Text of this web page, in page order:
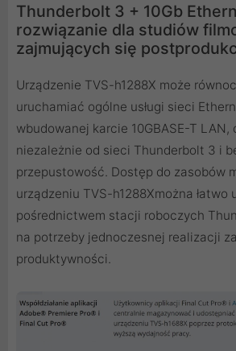
Thunderbolt 3 + 10Gb
rozwiązanie dla studiów
zajmujących się
Urządzenie TVS-h1288X może
uruchamiać ogólne usługi sieci
wbudowanej karcie 10GBASE-T LAN,
niezależnie od sieci Thunderbolt 3 i
przepustowość. Dostęp do zasobów
urządzeniu TVS-h1288Xmożna łatwo
pośrednictwem stacji roboczych
na potrzeby jednoczesnej realizacji
produktywności.